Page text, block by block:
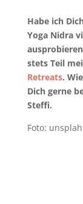
Habe ich
Yoga Nidra
stets Teil
Retreats.
Dich gerne
Steffi.
Foto: